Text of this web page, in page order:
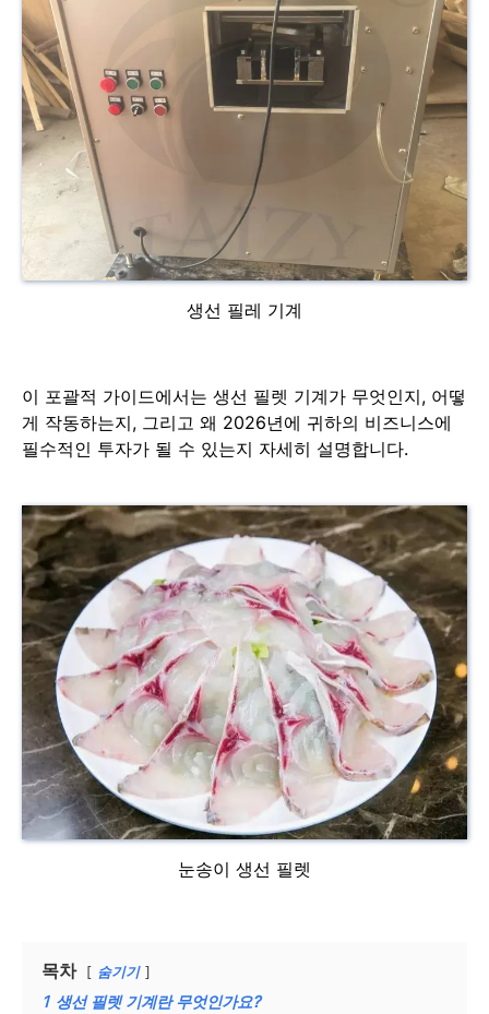
생선 필레 기계
이 포괄적 가이드에서는 생선 필렛 기계가 무엇인지, 어떻
게 작동하는지, 그리고 왜 2026년에 귀하의 비즈니스에
필수적인 투자가 될 수 있는지 자세히 설명합니다.
눈송이 생선 필렛
목차 숨기기
1 생선 필렛 기계란 무엇인가요?